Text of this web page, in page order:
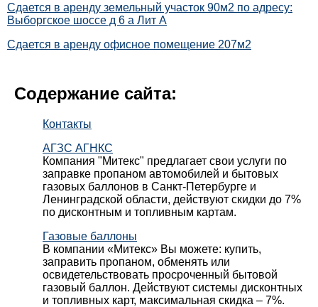
Сдается в аренду земельный участок 90м2 по адресу:
Выборгское шоссе д 6 а Лит А
Сдается в аренду офисное помещение 207м2
Содержание сайта:
Контакты
АГЗС АГНКС
Компания "Митекс" предлагает свои услуги по
заправке пропаном автомобилей и бытовых
газовых баллонов в Санкт-Петербурге и
Ленинградской области, действуют скидки до 7%
по дисконтным и топливным картам.
Газовые баллоны
В компании «Митекс» Вы можете: купить,
заправить пропаном, обменять или
освидетельствовать просроченный бытовой
газовый баллон. Действуют системы дисконтных
и топливных карт, максимальная скидка – 7%.